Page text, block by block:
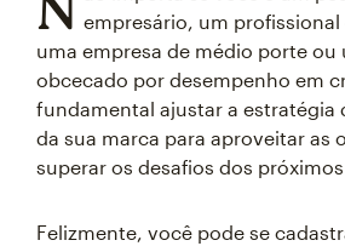
empresário, um
uma empresa de médio porte ou
obcecado por desempenho em
fundamental ajustar a estratégia
da sua marca para aproveitar as
superar os desafios dos próximos
Felizmente, você pode se